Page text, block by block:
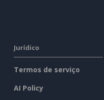
Jurídico
Termos de serviço
AI Policy